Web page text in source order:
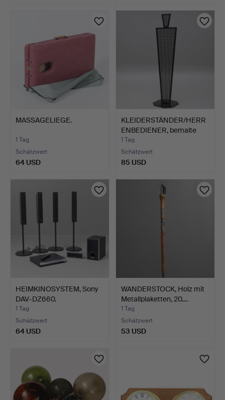
MASSAGELIEGE.
1 Tag
Schätzwert
64 USD
KLEIDERSTÄNDER/HERR
ENBEDIENER, bemalte
Met…
1 Tag
Schätzwert
85 USD
HEIMKINOSYSTEM, Sony
DAV-DZ660.
1 Tag
Schätzwert
64 USD
WANDERSTOCK, Holz mit
Metallplaketten, 20.…
1 Tag
Schätzwert
53 USD